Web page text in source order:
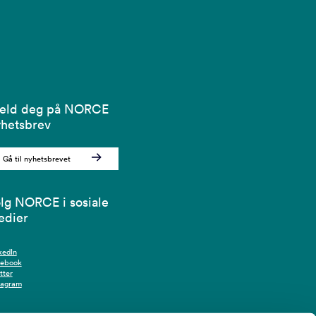
deg på NORCE
Gå til nyhetsbrevet
NORCE i sosiale